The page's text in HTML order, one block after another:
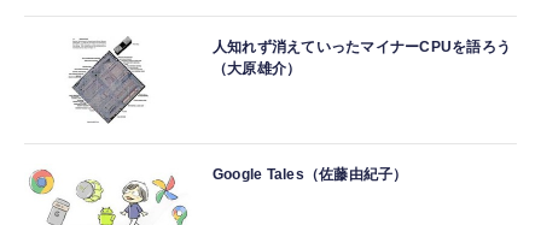
人知れず消えていったマイナーCPUを語ろう
（大原雄介）
Google Tales（佐藤由紀子）